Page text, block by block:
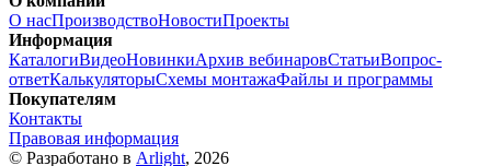
О насПроизводствоНовостиПроекты
Информация
КаталогиВидеоНовинкиАрхив вебинаровСтатьиВопрос-
ответКалькуляторыСхемы монтажаФайлы и программы
Покупателям
Контакты
Правовая информация
© Разработано в Arlight, 2026